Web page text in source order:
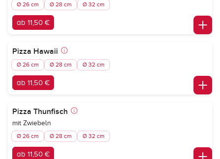
Ø 26 cm Ø 28 cm Ø 32 cm
ab 11,50 €
Pizza Hawaii
Ø 26 cm Ø 28 cm Ø 32 cm
ab 11,50 €
Pizza Thunfisch
mit Zwiebeln
Ø 26 cm Ø 28 cm Ø 32 cm
ab 11,50 €